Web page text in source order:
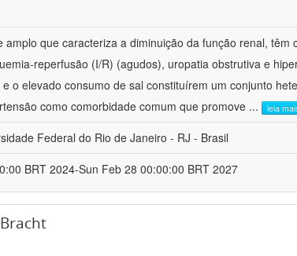
amplo que caracteriza a diminuição da função renal, têm
reperfusão (I/R) (agudos), uropatia obstrutiva e
o elevado consumo de sal constituírem um conjunto
como comorbidade comum que promove ... leia
Federal do Rio de Janeiro - RJ - Brasil
BRT 2024-Sun Feb 28 00:00:00 BRT 2027